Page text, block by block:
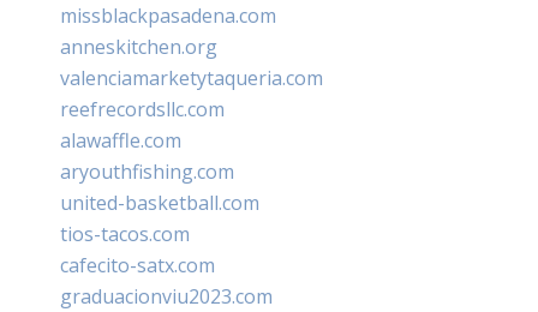
missblackpasadena.com
anneskitchen.org
valenciamarketytaqueria.com
reefrecordsllc.com
alawaffle.com
aryouthfishing.com
united-basketball.com
tios-tacos.com
cafecito-satx.com
graduacionviu2023.com